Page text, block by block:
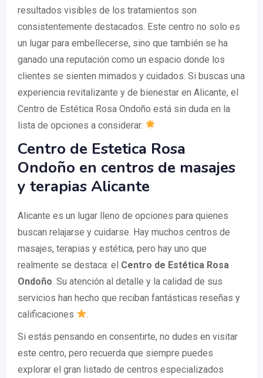
resultados visibles de los tratamientos son
consistentemente destacados. Este centro no solo es
un lugar para embellecerse, sino que también se ha
ganado una reputación como un espacio donde los
clientes se sienten mimados y cuidados. Si buscas una
experiencia revitalizante y de bienestar en Alicante, el
Centro de Estética Rosa Ondoño está sin duda en la
lista de opciones a considerar.
Centro de Estetica Rosa
Ondoño en centros de masajes
y terapias Alicante
Alicante es un lugar lleno de opciones para quienes
buscan relajarse y cuidarse. Hay muchos centros de
masajes, terapias y estética, pero hay uno que
realmente se destaca: el Centro de Estética Rosa
Ondoño . Su atención al detalle y la calidad de sus
servicios han hecho que reciban fantásticas reseñas y
calificaciones
Si estás pensando en consentirte, no dudes en visitar
este centro, pero recuerda que siempre puedes
explorar el gran listado de centros especializados